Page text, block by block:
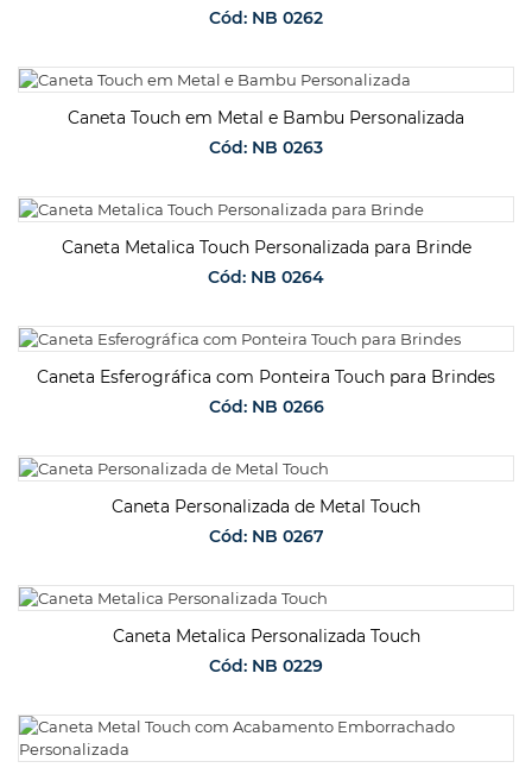
Cód: NB 0262
SOLICITAR ORÇAMENTO
Caneta Touch em Metal e Bambu Personalizada
Cód: NB 0263
SOLICITAR ORÇAMENTO
Caneta Metalica Touch Personalizada para Brinde
Cód: NB 0264
SOLICITAR ORÇAMENTO
Caneta Esferográfica com Ponteira Touch para Brindes
Cód: NB 0266
SOLICITAR ORÇAMENTO
Caneta Personalizada de Metal Touch
Cód: NB 0267
SOLICITAR ORÇAMENTO
Caneta Metalica Personalizada Touch
Cód: NB 0229
SOLICITAR ORÇAMENTO